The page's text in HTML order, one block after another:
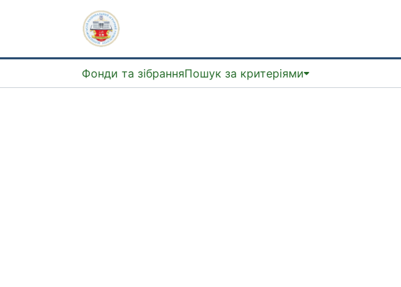
Фонди та зібранняПошук за критеріями